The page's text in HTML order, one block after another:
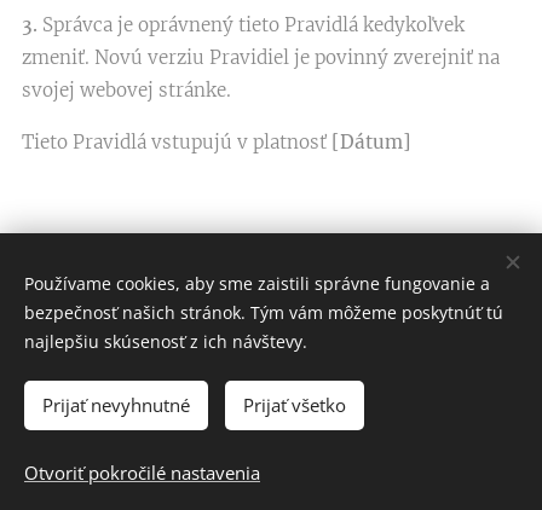
3. Správca je oprávnený tieto Pravidlá kedykoľvek
zmeniť. Novú verziu Pravidiel je povinný zverejniť na
svojej webovej stránke.
Tieto Pravidlá vstupujú v platnosť [Dátum]
©TOP1 knihy s.r.o. & Michaela Ray / S láskou vydané
v roku 2021-26
vlastníctvom autorky a vydavateľstva!
Ochrana osobných údajov
Vytvorené službou
Používame cookies, aby sme zaistili správne fungovanie a
bezpečnosť našich stránok. Tým vám môžeme poskytnúť tú
najlepšiu skúsenosť z ich návštevy.
Prijať nevyhnutné Prijať všetko
Otvoriť pokročilé nastavenia